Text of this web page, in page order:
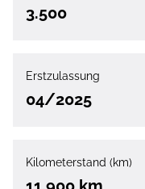
3.500
Erstzulassung
04/2025
Kilometerstand (km)